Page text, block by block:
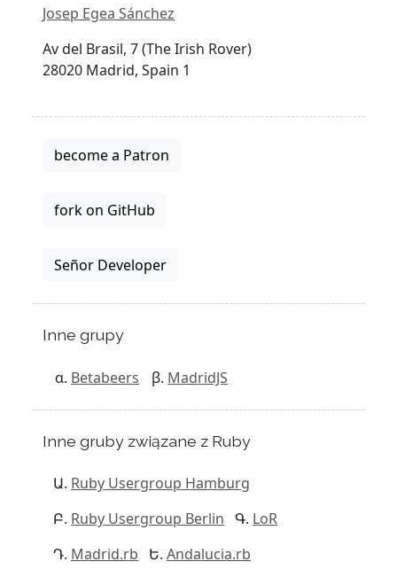
Josep Egea Sánchez
Av del Brasil, 7 (The Irish Rover)
28020 Madrid, Spain 1
become a Patron
fork on GitHub
Señor Developer
Inne grupy
Betabeers MadridJS
Inne gruby związane z Ruby
Ruby Usergroup Hamburg
Ruby Usergroup Berlin
LoR
Madrid.rb
Andalucia.rb